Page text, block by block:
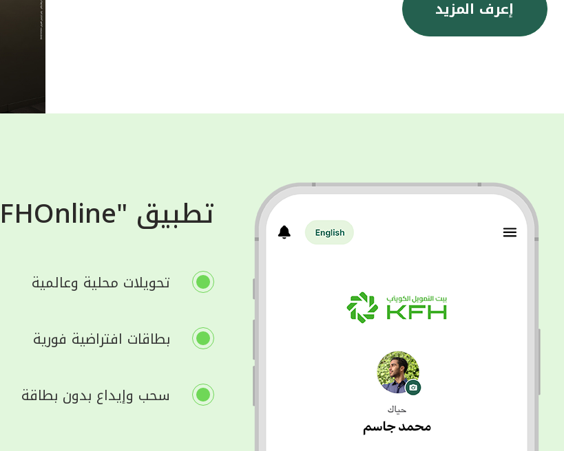
إعرف المزيد
تطبيق "KFHOnline"
تحويلات محلية وعالمية
بطاقات افتراضية فورية
سحب وإيداع بدون بطاقة